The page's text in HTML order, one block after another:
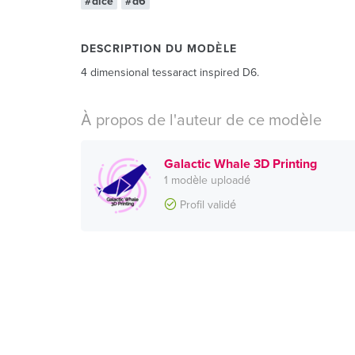
DESCRIPTION DU MODÈLE
4 dimensional tessaract inspired D6.
À propos de l'auteur de ce modèle
Galactic Whale 3D Printing
1 modèle uploadé
Profil validé